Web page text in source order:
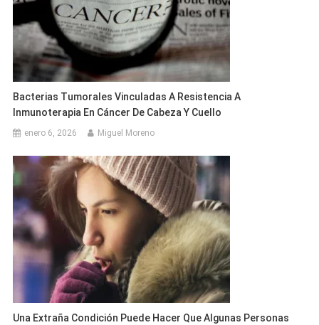
Bacterias Tumorales Vinculadas A Resistencia A
Inmunoterapia En Cáncer De Cabeza Y Cuello
enero 6, 2026 Miguel Moreno
Una Extraña Condición Puede Hacer Que Algunas Personas